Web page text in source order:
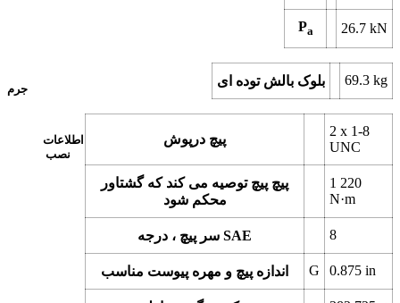
Pa 26.7 kN
جرم
بلوک بالش توده ای 69.3 kg
اطلاعات
نصب
پیچ درپوش
2 x 1-8
UNC
پیچ پیچ توصیه می کند که گشتاور
محکم شود
1 220
N·m
سر پیچ ، درجه SAE 8
اندازه پیچ و مهره پیوست مناسب G 0.875 in